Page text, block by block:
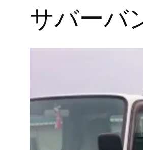
サバーバ